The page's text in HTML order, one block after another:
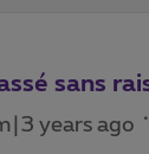
sans
years ago